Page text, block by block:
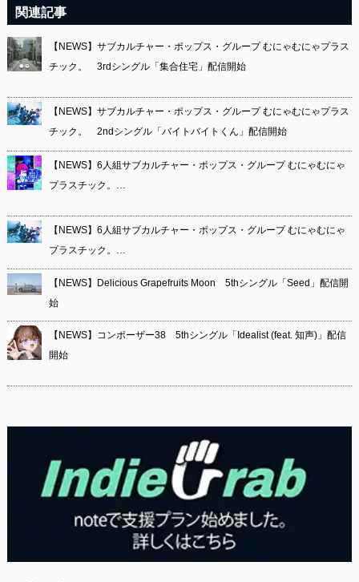
関連記事
【NEWS】サブカルチャー・ポップス・グループ むにゃむにゃプラス
チック。 3rdシングル「集合住宅」配信開始
【NEWS】サブカルチャー・ポップス・グループ むにゃむにゃプラス
チック。 2ndシングル「バイトバイトくん」配信開始
【NEWS】6人組サブカルチャー・ポップス・グループ むにゃむにゃ
プラスチック。…
【NEWS】6人組サブカルチャー・ポップス・グループ むにゃむにゃ
プラスチック。…
【NEWS】Delicious Grapefruits Moon 5thシングル「Seed」配信開
始
【NEWS】コンポーザー38 5thシングル「Idealist (feat. 知声)」配信
開始